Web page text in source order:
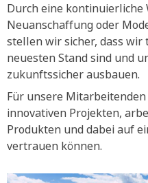
Durch eine
Neuanschaffung oder
stellen wir sicher, dass wir
neuesten Stand sind und
zukunftssicher ausbauen.
Für unsere
innovativen Projekten,
Produkten und dabei auf
vertrauen können.